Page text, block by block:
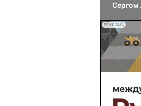
Сергом.
РЕКЛАМА